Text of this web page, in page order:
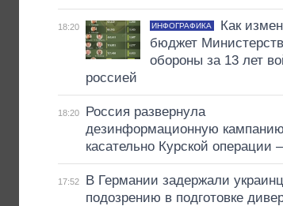
18:20 ИНФОГРАФИКА
Как
бюджет
обороны за 13 лет
россией
18:20
Россия развернула
дезинформационную кампанию
касательно Курской операции
17:52
В Германии задержали
подозрению в подготовке